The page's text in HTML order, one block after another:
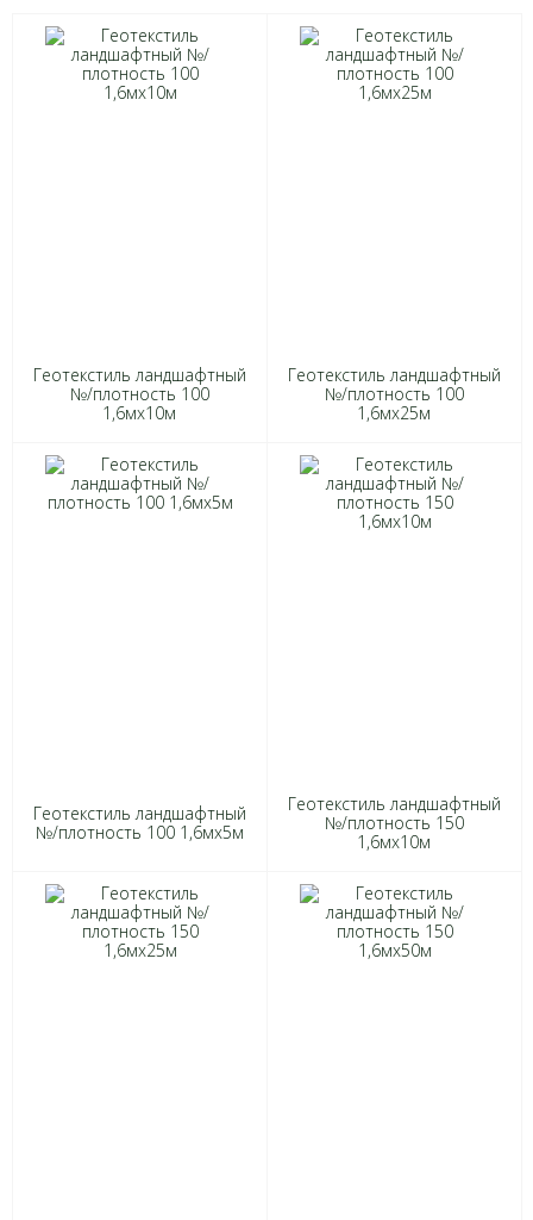
Геотекстиль ландшафтный
№/плотность 100
1,6мх10м
Геотекстиль ландшафтный
№/плотность 100
1,6мх25м
Геотекстиль ландшафтный
№/плотность 100 1,6мх5м
Геотекстиль ландшафтный
№/плотность 150
1,6мх10м